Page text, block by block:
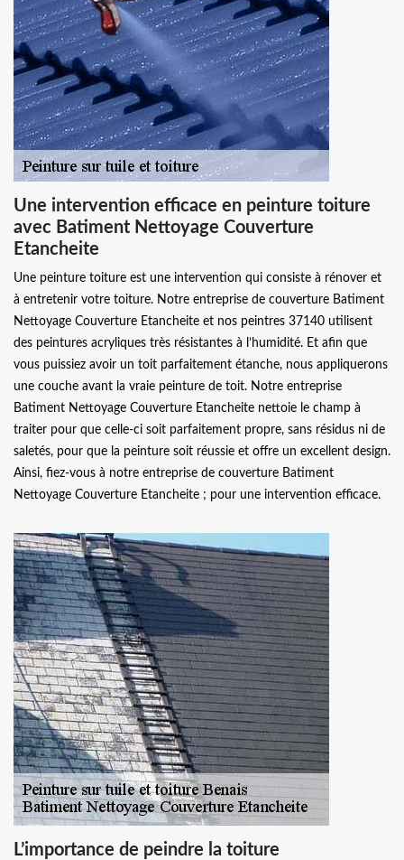
Une intervention efficace en peinture toiture
avec Batiment Nettoyage Couverture
Etancheite
Une peinture toiture est une intervention qui consiste à rénover et
à entretenir votre toiture. Notre entreprise de couverture Batiment
Nettoyage Couverture Etancheite et nos peintres 37140 utilisent
des peintures acryliques très résistantes à l’humidité. Et afin que
vous puissiez avoir un toit parfaitement étanche, nous appliquerons
une couche avant la vraie peinture de toit. Notre entreprise
Batiment Nettoyage Couverture Etancheite nettoie le champ à
traiter pour que celle-ci soit parfaitement propre, sans résidus ni de
saletés, pour que la peinture soit réussie et offre un excellent design.
Ainsi, fiez-vous à notre entreprise de couverture Batiment
Nettoyage Couverture Etancheite ; pour une intervention efficace.
L’importance de peindre la toiture